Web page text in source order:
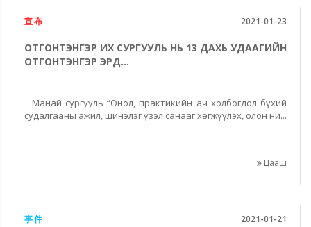
宣布 2021-01-23
ОТГОНТЭНГЭР ИХ СУРГУУЛЬ НЬ 13 ДАХЬ УДААГИЙН
ОТГОНТЭНГЭР ЭРД...
Манай сургууль “Онол, практикийн ач холбогдол бүхий
судалгааны ажил, шинэлэг үзэл санааг хөгжүүлэх, олон ни...
Цааш
事件 2021-01-21